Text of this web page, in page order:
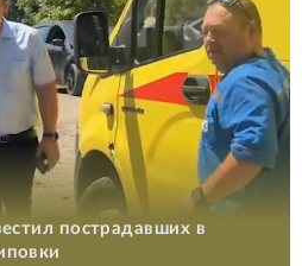
пострадавших в